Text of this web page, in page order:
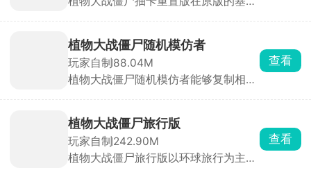
验到前所未有的策略塔防体验。游戏难
度共分为五个难度级别，可以自行选择
难度，收集足够的阳光，通过随机掉落
的植物卡牌来布置强大的阵容，种植炮
植物大战僵尸随机模仿者
玩家自制88.04M
植物大战僵尸随机模仿者能够复制相同
妙的布阵，提高防御的能力，轻松应对
更加复杂的僵尸潮。游戏主要玩法保留
原版经典塔防作战体验，设立了丰富的
挑战关卡，灵活布置植物阵容，应对不
查看
植物大战僵尸旅行版
玩家自制242.90M
植物大战僵尸旅行版以环球旅行为主
查看